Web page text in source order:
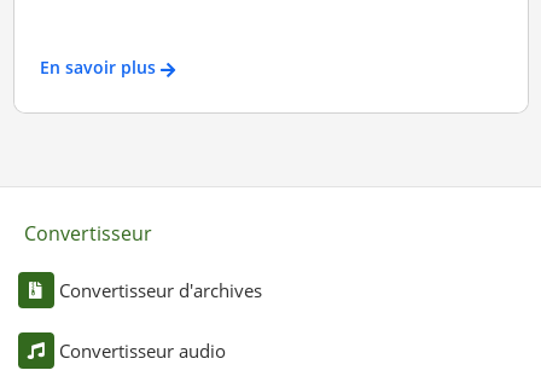
En savoir plus
Convertisseur
Convertisseur d'archives
Convertisseur audio